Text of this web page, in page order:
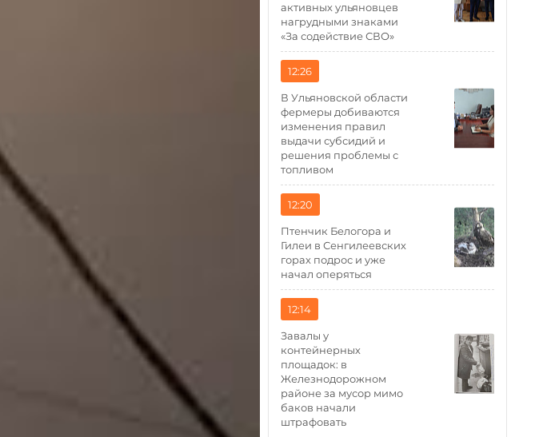
активных ульяновцев
нагрудными знаками
«За содействие СВО»
12:26
В Ульяновской области
фермеры добиваются
изменения правил
выдачи субсидий и
решения проблемы с
топливом
12:20
Птенчик Белогора и
Гилеи в Сенгилеевских
горах подрос и уже
начал оперяться
12:14
Завалы у
контейнерных
площадок: в
Железнодорожном
районе за мусор мимо
баков начали
штрафовать